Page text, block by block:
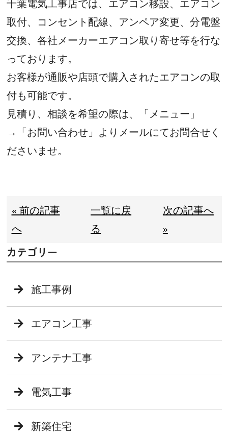
千葉電気工事店では、 エアコン移設、 エアコン
取付、コンセント配線、アンペア変更、分電盤
交換、各社メーカーエアコン取り寄せ等を行な
っております。
お客様が通販や店頭で購入されたエアコンの取
付も可能です。
見積り、相談を希望の際は、「メニュー」
→「お問い合わせ」よりメールにてお問合せく
ださいませ。
« 前の記事
へ
一覧に戻
る
次の記事へ
»
カテゴリー
施工事例
エアコン工事
アンテナ工事
電気工事
新築住宅